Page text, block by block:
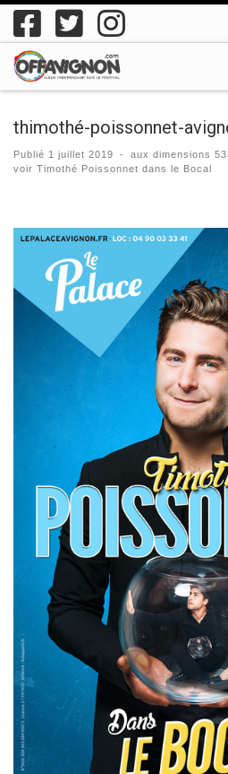
Passer au contenu
thimothé-poissonnet-
Publié 1 juillet 2019 - aux dimensions
voir Timothé Poissonnet dans le Bocal